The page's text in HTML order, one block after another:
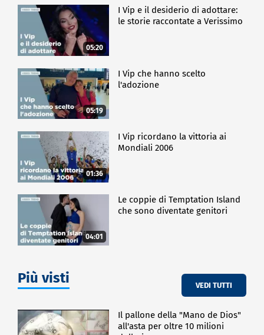
05:20
I Vip e il desiderio di adottare:
le storie raccontate a Verissimo
05:19
I Vip che hanno scelto
l'adozione
01:36
I Vip ricordano la vittoria ai
Mondiali 2006
04:01
Le coppie di Temptation Island
che sono diventate genitori
Più visti VEDI TUTTI
Il pallone della "Mano de Dios"
all'asta per oltre 10 milioni